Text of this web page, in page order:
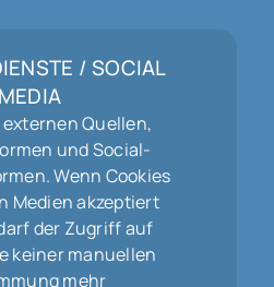
/ SOCIAL
MEDIA
Quellen,
und Social-
Wenn Cookies
Medien akzeptiert
der Zugriff auf
keiner manuellen
mehr